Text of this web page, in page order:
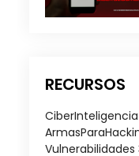
RECURSOS
CiberInteligencia
Vulnerabilidades